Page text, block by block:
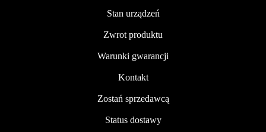
Stan urządzeń
Zwrot produktu
Warunki gwarancji
Kontakt
Zostań sprzedawcą
Status dostawy